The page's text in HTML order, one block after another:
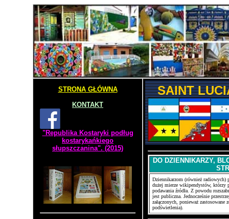
STRONA GŁÓWNA
KONTAKT
"Republika Kostaryki podług
kostarykańkiego
słupszczanina". (2015)
SAINT
DO DZIENNIKARZY,
Dziennikarzom (również radiowych)
dużej mierze wikipendystów, którzy
podawania źródła. Z powodu
jest publiczna. Jednocześnie
załączonych, ponieważ
podświetlenia).